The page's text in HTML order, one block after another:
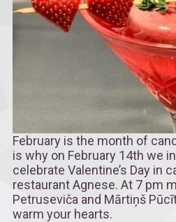
February is the month of
is why on February 14th we
celebrate Valentine’s Day in
restaurant Agnese. At 7 pm
Petruseviča and Mārtiņš
warm your hearts.